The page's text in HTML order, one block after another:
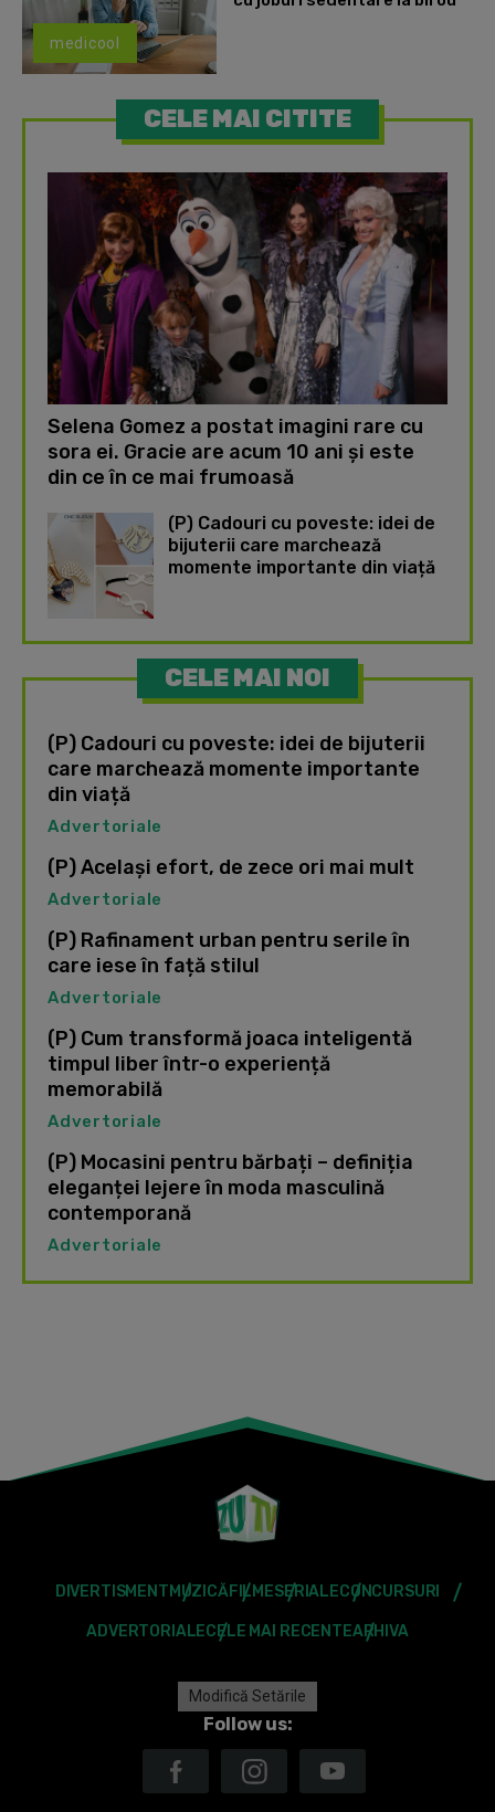
medicool
CELE MAI CITITE
Selena Gomez a postat imagini rare cu
sora ei. Gracie are acum 10 ani și este
din ce în ce mai frumoasă
(P) Cadouri cu poveste: idei de
bijuterii care marchează
momente importante din viață
CELE MAI NOI
(P) Cadouri cu poveste: idei de bijuterii
care marchează momente importante
din viață
Advertoriale
(P) Același efort, de zece ori mai mult
Advertoriale
(P) Rafinament urban pentru serile în
care iese în față stilul
Advertoriale
(P) Cum transformă joaca inteligentă
timpul liber într-o experiență
memorabilă
Advertoriale
(P) Mocasini pentru bărbați – definiția
eleganței lejere în moda masculină
contemporană
Advertoriale
DIVERTISMENT MUZICĂFILMESERIALECONCURSURI
ADVERTORIALECELE MAI RECENTEARHIVA
Modifică Setările
Follow us: